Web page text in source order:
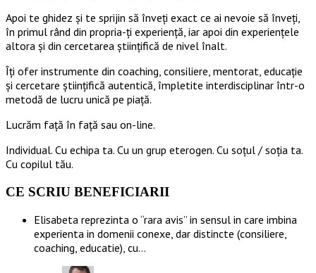
Apoi te ghidez și te sprijin să înveți exact ce ai nevoie să înveți,
în primul rând din propria-ți experiență, iar apoi din experiențele
altora și din cercetarea științifică de nivel înalt.
Îți ofer instrumente din coaching, consiliere, mentorat, educație
și cercetare științifică autentică, împletite interdisciplinar într-o
metodă de lucru unică pe piață.
Lucrăm față în față sau on-line.
Individual. Cu echipa ta. Cu un grup eterogen. Cu soțul / soția ta.
Cu copilul tău.
CE SCRIU BENEFICIARII
Elisabeta reprezinta o “rara avis” in sensul in care imbina
experienta in domenii conexe, dar distincte (consiliere,
coaching, educatie), cu…